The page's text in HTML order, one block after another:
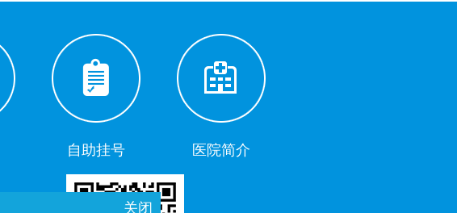
自助挂号 医院简介
关闭